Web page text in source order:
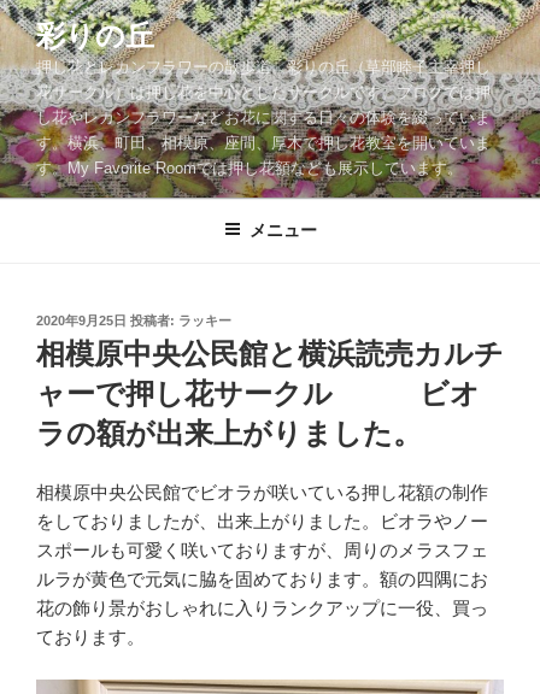
コ
ン
テ
ン
ツ
へ
ス
彩りの丘
押し花とレカンフラワーの散歩道。彩りの丘（草部睦子主宰押し
花サークル）は押し花を中心としたサークルです。ブログでは押
し花やレカンフラワーなどお花に関する日々の体験を綴っていま
す。横浜、町田、相模原、座間、厚木で押し花教室を開いていま
す。My Favorite Roomでは押し花額なども展示しています。
メニュー
投
稿
日:
2020年9月25日 投稿者: ラッキー
相模原中央公民館と横浜読売カルチ
ャーで押し花サークル ビオ
ラの額が出来上がりました。
相模原中央公民館でビオラが咲いている押し花額の制作
をしておりましたが、出来上がりました。ビオラやノー
スポールも可愛く咲いておりますが、周りのメラスフェ
ルラが黄色で元気に脇を固めております。額の四隅にお
花の飾り景がおしゃれに入りランクアップに一役、買っ
ております。